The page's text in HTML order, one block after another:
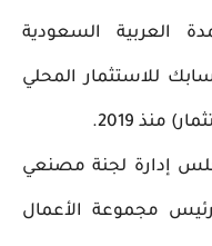
العربية السعودية
وشركة سابك للاستثمار المحلي
منذ 2019.
إدارة لجنة مصنعي
منذ 2015، ورئيس مجموعة الأعمال